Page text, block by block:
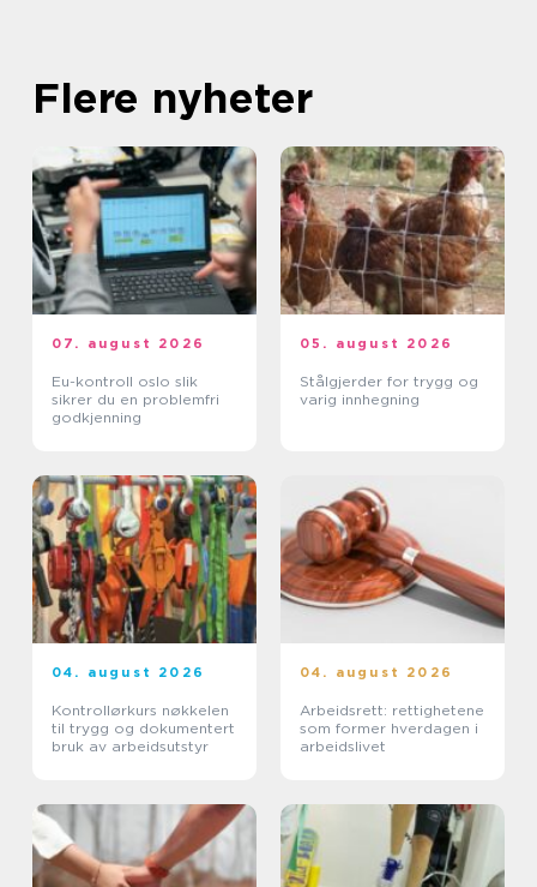
Flere nyheter
07. august 2026
Eu-kontroll oslo slik
sikrer du en problemfri
godkjenning
05. august 2026
Stålgjerder for trygg og
varig innhegning
04. august 2026
Kontrollørkurs nøkkelen
til trygg og dokumentert
bruk av arbeidsutstyr
04. august 2026
Arbeidsrett: rettighetene
som former hverdagen i
arbeidslivet